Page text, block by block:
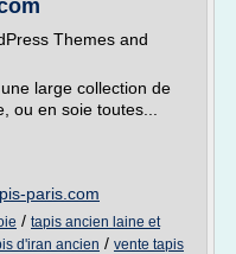
Themes and
large collection de
ou en soie toutes...
paris.com
/ tapis ancien laine et
d'iran ancien / vente tapis